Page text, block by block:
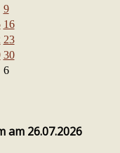
9
16
23
30
6
am 26.07.2026